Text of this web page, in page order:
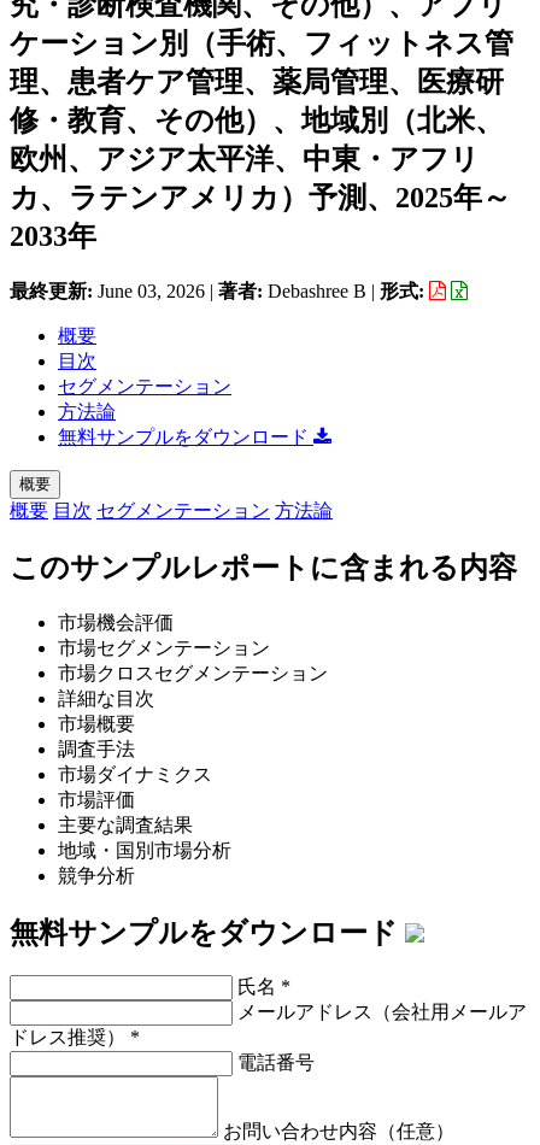
ケーション別（手術、フィットネス管
理、患者ケア管理、薬局管理、医療研
修・教育、その他）、地域別（北米、
欧州、アジア太平洋、中東・アフリ
カ、ラテンアメリカ）予測、2025年～
2033年
最終更新: June 03, 2026 | 著者: Debashree B | 形式:
概要
目次
セグメンテーション
方法論
無料サンプルをダウンロード
概要
概要 目次 セグメンテーション 方法論
このサンプルレポートに含まれる内容
市場機会評価
市場セグメンテーション
市場クロスセグメンテーション
詳細な目次
市場概要
調査手法
市場ダイナミクス
市場評価
主要な調査結果
地域・国別市場分析
競争分析
無料サンプルをダウンロード
氏名 *
メールアドレス（会社用メールア
ドレス推奨） *
電話番号
お問い合わせ内容（任意）